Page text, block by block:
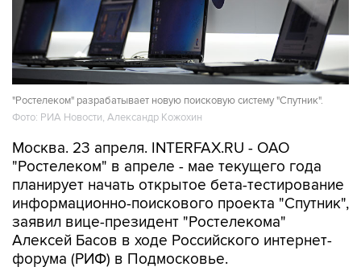
"Ростелеком" разрабатывает новую поисковую систему "Спутник".
Фото: РИА Новости, Александр Кожохин
Москва. 23 апреля. INTERFAX.RU - ОАО
"Ростелеком" в апреле - мае текущего года
планирует начать открытое бета-тестирование
информационно-поискового проекта "Спутник",
заявил вице-президент "Ростелекома"
Алексей Басов в ходе Российского интернет-
форума (РИФ) в Подмосковье.